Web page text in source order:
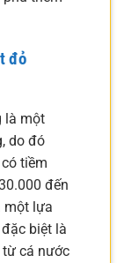
đỏ
là một
do đó
tiềm
đến
một lựa
biệt là
cá nước